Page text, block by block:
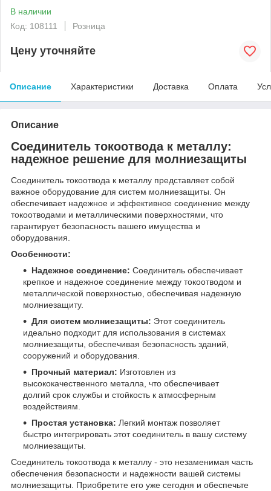
В наличии
Код: 108111
Розница
Цену уточняйте
Описание Характеристики Доставка Оплата
Описание
Соединитель токоотвода к металлу:
надежное решение для молниезащиты
Соединитель токоотвода к металлу представляет собой
важное оборудование для систем молниезащиты. Он
обеспечивает надежное и эффективное соединение между
токоотводами и металлическими поверхностями, что
гарантирует безопасность вашего имущества и
оборудования.
Особенности:
Надежное соединение: Соединитель обеспечивает
крепкое и надежное соединение между токоотводом и
металлической поверхностью, обеспечивая надежную
молниезащиту.
Для систем молниезащиты: Этот соединитель
идеально подходит для использования в системах
молниезащиты, обеспечивая безопасность зданий,
сооружений и оборудования.
Прочный материал: Изготовлен из
высококачественного металла, что обеспечивает
долгий срок службы и стойкость к атмосферным
воздействиям.
Простая установка: Легкий монтаж позволяет
быстро интегрировать этот соединитель в вашу систему
молниезащиты.
Соединитель токоотвода к металлу - это незаменимая часть
обеспечения безопасности и надежности вашей системы
молниезащиты. Приобретите его уже сегодня и обеспечьте